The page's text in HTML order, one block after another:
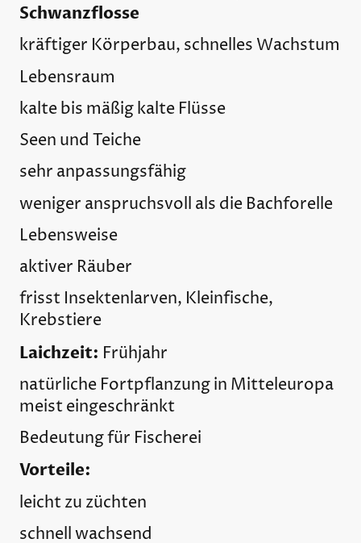
Schwanzflosse
kräftiger Körperbau, schnelles Wachstum
Lebensraum
kalte bis mäßig kalte Flüsse
Seen und Teiche
sehr anpassungsfähig
weniger anspruchsvoll als die Bachforelle
Lebensweise
aktiver Räuber
frisst Insektenlarven, Kleinfische,
Krebstiere
Laichzeit: Frühjahr
natürliche Fortpflanzung in Mitteleuropa
meist eingeschränkt
Bedeutung für Fischerei
Vorteile:
leicht zu züchten
schnell wachsend